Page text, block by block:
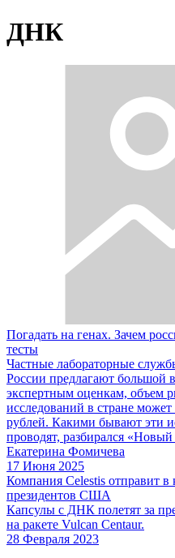
ДНК
Погадать на генах. Зачем
тесты
Частные лабораторные
России предлагают большой
экспертным оценкам, объем
исследований в стране
рублей. Какими бывают эти
проводят, разбирался «Новый
Екатерина Фомичева
17 Июня 2025
Компания Celestis отправит
президентов США
Капсулы с ДНК полетят за
на ракете Vulcan Centaur.
28 Февраля 2023